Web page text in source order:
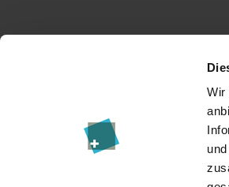
Wir
Für Unternehmen
News & Blog